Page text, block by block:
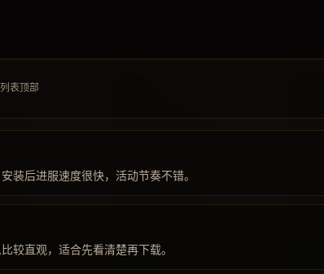
表顶部
装后进服速度很快，活动节奏不错。
较直观，适合先看清楚再下载。